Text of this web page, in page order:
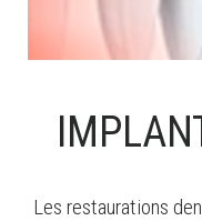
Les restaurations